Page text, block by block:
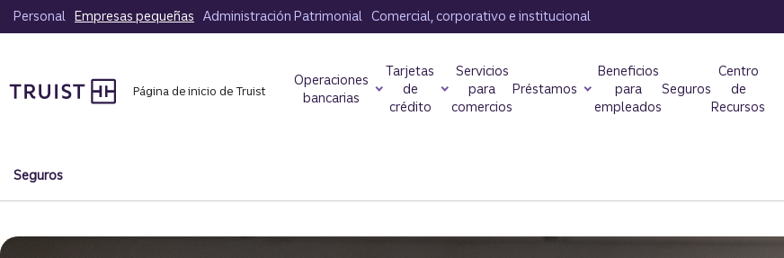
Saltar
al
Personal Empresas pequeñas Administración Patrimonial Comercial, corporativo e institucional
Página de inicio de Truist
Operaciones
bancarias
Tarjetas
de
crédito
Servicios
para
comercios
Préstamos
Beneficios
para
empleados
Seguros
Centro
de
Recursos
Seguros